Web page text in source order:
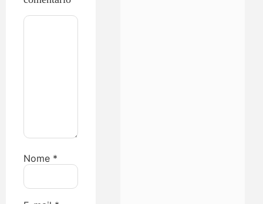
Nome *